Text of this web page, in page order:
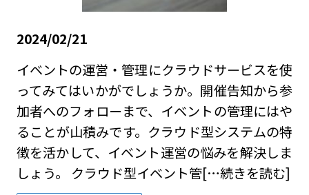
2024/02/21
イベントの運営・管理にクラウドサービスを使
ってみてはいかがでしょうか。開催告知から参
加者へのフォローまで、イベントの管理にはや
ることが山積みです。クラウド型システムの特
徴を活かして、イベント運営の悩みを解決しま
しょう。 クラウド型イベント管[…続きを読む]